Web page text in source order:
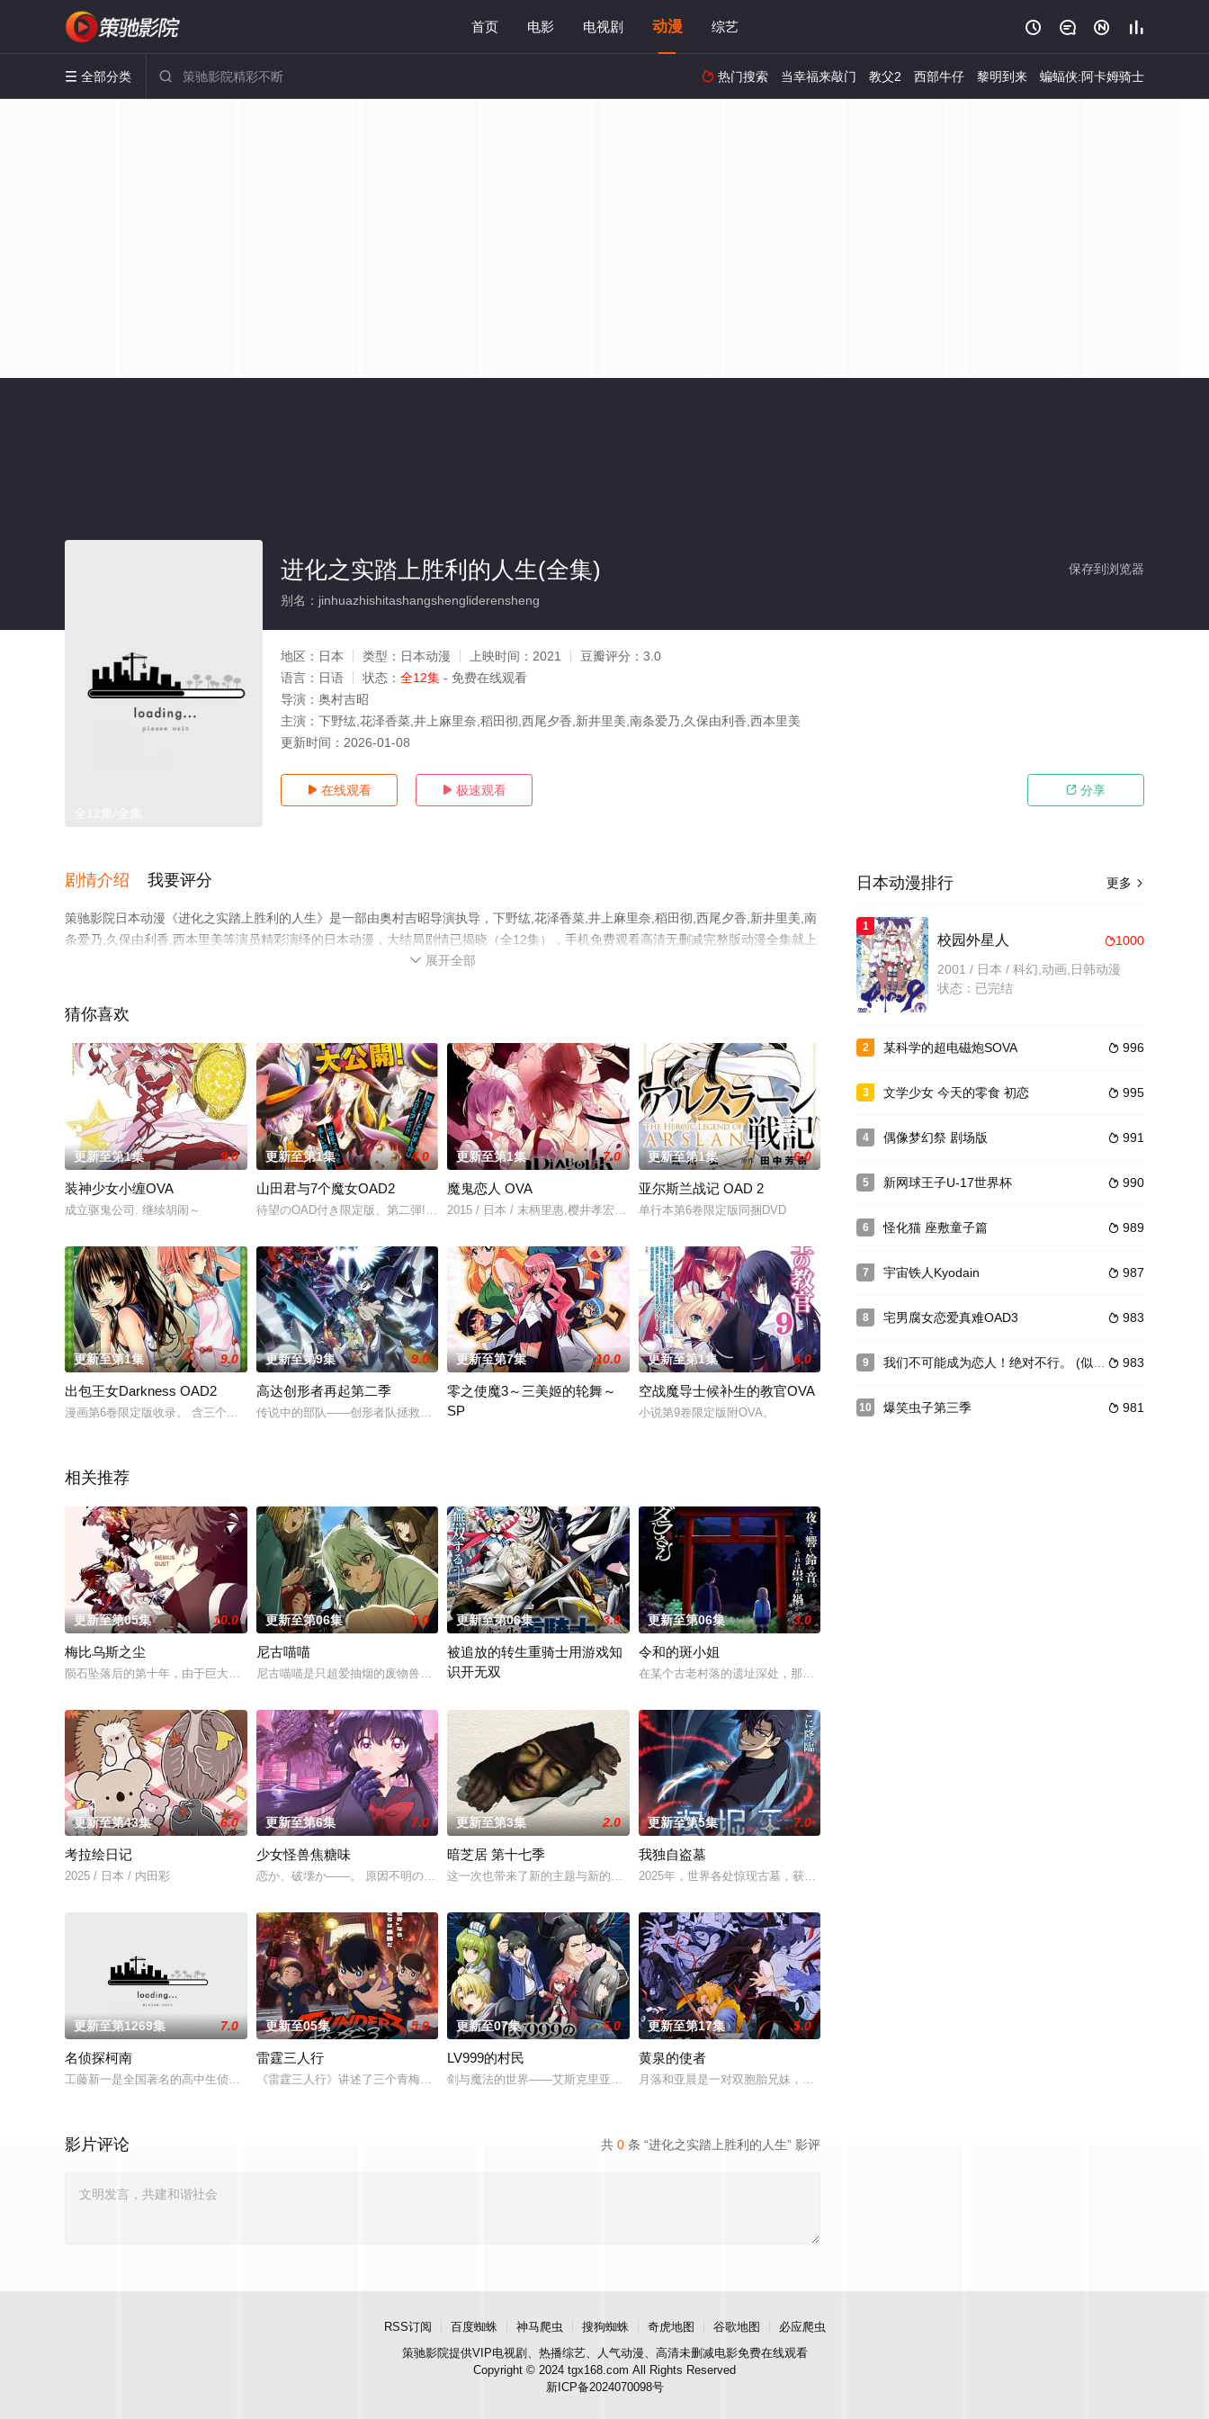
首页 电影 电视剧 动漫 综艺    
 全部分类   热门搜索 当幸福来敲门 教父2 西部牛仔 黎明到来 蝙蝠侠:阿卡姆骑士
保存到浏览器
进化之实踏上胜利的人生(全集)
别名：jinhuazhishitashangshengliderensheng
地区： 日本 类型： 日本动漫 上映时间： 2021 豆瓣评分： 3.0
语言： 日语 状态： 全12集 - 免费在线观看
导演： 奥村吉昭
主演： 下野纮,花泽香菜,井上麻里奈,稻田彻,西尾夕香,新井里美,南条爱乃,久保由利香,西本里美
更新时间： 2026-01-08
 在线观看  极速观看  分享
剧情介绍 我要评分
策驰影院日本动漫《进化之实踏上胜利的人生》是一部由奥村吉昭导演执导，下野纮,花泽香菜,井上麻里奈,稻田彻,西尾夕香,新井里美,南
条爱乃,久保由利香,西本里美等演员精彩演绎的日本动漫，大结局剧情已揭晓（全12集），手机免费观看高清无删减完整版动漫全集就上
策驰电影网，更多相关信息可移步至豆瓣动漫、电视猫或剧情网等平台了解。
 展开全部
猜你喜欢
更新至第1集 9.0
装神少女小缠OVA
成立驱鬼公司. 继续胡闹～
更新至第1集 4.0
山田君与7个魔女OAD2
待望のOAD付き限定版、第二弾! 部の存続をかけて、迎えた文化祭。 超クオリティの本格的ダンスシーンは必見です!
更新至第1集 7.0
魔鬼恋人 OVA
2015 / 日本 / 末柄里惠,樱井孝宏,木村良平,铃木达央,岸尾大辅,绿川光,梶裕贵,平川大辅,鸟海浩辅,小西克幸,近藤隆,森川智之,森久保祥太郎
更新至第1集 6.0
亚尔斯兰战记 OAD 2
单行本第6卷限定版同捆DVD
更新至第1集 9.0
出包王女Darkness OAD2
漫画第6巻限定版收录。 含三个小部分： Nostalgia ～那个时候、那个场所～ The changing heart ～真实的感情～ Flowe
更新至第9集 9.0
高达创形者再起第二季
传说中的部队——创形者队拯救了EL潜行者的第2次志愿者联盟战已经过去两年。 曾经的战场——高达模型联网对战（GBN）在经过版本升级后，加入了感觉反馈
更新至第7集 10.0
零之使魔3～三美姬的轮舞～
SP
更新至第1集 6.0
空战魔导士候补生的教官OVA
小说第9卷限定版附OVA。
相关推荐
更新至第05集 10.0
梅比乌斯之尘
陨石坠落后的第十年，由于巨大结晶释放出的神秘粒子“梅比乌斯之尘”的影响，一部分孩子获得了名为“拉姆斯”的特殊能力。这些特殊能力者由于生存范围受到限制
更新至第06集 5.0
尼古喵喵
尼古喵喵是只超爱抽烟的废物兽人！ 因为缺乏伦理与卫生观念，不是把烟头往窗外乱丢，就是对人乱吐口水，偶尔还会做出一些违法乱纪的事。 幸好她身边有贴心的
更新至第06集 3.0
被追放的转生重骑士用游戏知
识开无双
更新至第06集 3.0
令和的斑小姐
在某个古老村落的遗址深处，那一片禁止入内的区域里，存在着被口口相传为“窥之生厄、亵之招祟”的“不可
更新至第43集 6.0
考拉绘日记
2025 / 日本 / 内田彩
更新至第6集 7.0
少女怪兽焦糖味
恋か、破壊か――。 原因不明の病に悩まされている女子高生・赤石黒絵（クロエ）。 不器用で人との交流を避けて生きてきた彼女は、とある出会いでクラスのモ
更新至第3集 2.0
暗芝居 第十七季
这一次也带来了新的主题与新的恐怖演出，充满了令人脊背发凉的故事。负责演唱片尾主题曲的二人歌谣组合“风轮”也会以声优的身份参加，成为本
更新至第5集 7.0
我独自盗墓
2025年，世界各处惊现古墓，获得墓中“宝物”之人便能获得先人的异能，全世界为获得宝物而疯狂。无往不利
更新至第1269集 7.0
名侦探柯南
工藤新一是全国著名的高中生侦探，在一次追查黑衣人犯罪团伙时不幸被团伙成员发现，击晕后喂了神奇的药水，工藤新一变回了小孩！新一找到了经常帮助他的阿笠博
更新至05集 5.0
雷霆三人行
《雷霆三人行》讲述了三个青梅竹马的挚友拼命寻找失踪少女的故事。本剧集围绕着平凡的中学生平太郎和两个好友燕和广志展开，三人被称为“小不点三人组”。平太
更新至07集 5.0
LV999的村民
剑与魔法的世界——艾斯克里亚。在这个世界里，人们生来就背负着等级与既定使命。战士、格斗家、僧侣、魔法师、盗贼、商人、猎人、咒术师
更新至第17集 5.0
黄泉的使者
月落和亚晨是一对双胞胎兄妹，他们在一个与世隔绝的深山小村落里出生，被称为“分隔夜与昼的双子”。他们
共 0 条 “进化之实踏上胜利的人生” 影评
影片评论
更多 
日本动漫排行
1
1000
校园外星人
2001 / 日本 / 科幻,动画,日韩动漫
状态：已完结
2  996
某科学的超电磁炮SOVA
3  995
文学少女 今天的零食 初恋
4  991
偶像梦幻祭 剧场版
5  990
新网球王子U-17世界杯
6  989
怪化猫 座敷童子篇
7  987
宇宙铁人Kyodain
8  983
宅男腐女恋爱真难OAD3
9  983
我们不可能成为恋人！绝对不行。 (似乎可行？) ～NEXT SHINE！～
10  981
爆笑虫子第三季
RSS订阅 百度蜘蛛 神马爬虫 搜狗蜘蛛 奇虎地图 谷歌地图
必应爬虫
策驰影院提供VIP电视剧、热播综艺、人气动漫、高清未删减电影免费在线观看
Copyright © 2024 tgx168.com All Rights Reserved
新ICP备2024070098号